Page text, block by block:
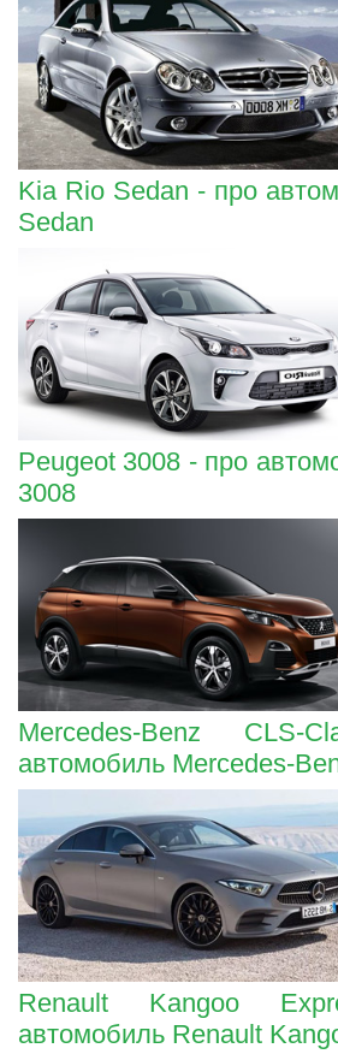
Kia Rio Sedan - про
Sedan
Peugeot 3008 - про
3008
Mercedes-Benz
автомобиль Mercedes-
Renault Kangoo
автомобиль Renault